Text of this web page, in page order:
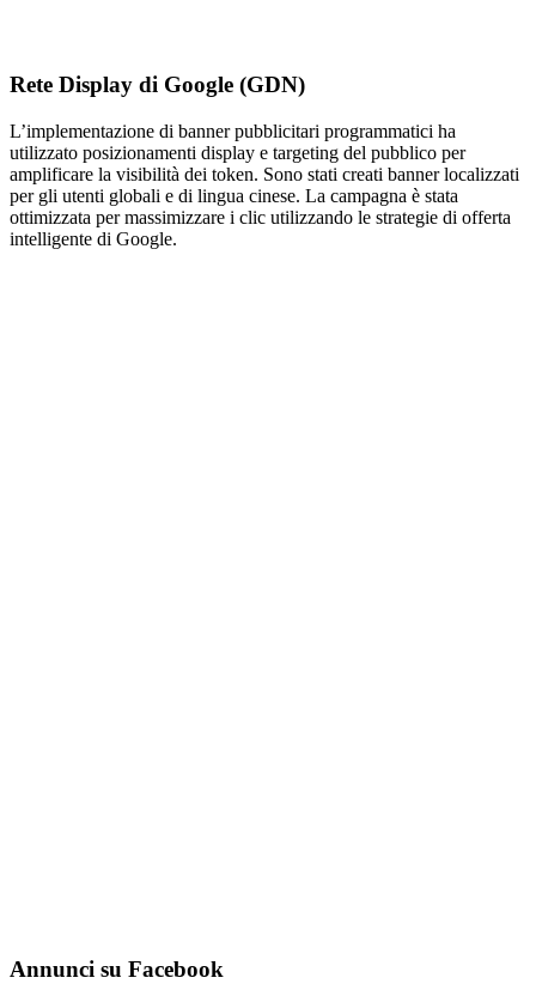
Rete Display di Google (GDN)
L’implementazione di banner pubblicitari programmatici ha
utilizzato posizionamenti display e targeting del pubblico per
amplificare la visibilità dei token. Sono stati creati banner localizzati
per gli utenti globali e di lingua cinese. La campagna è stata
ottimizzata per massimizzare i clic utilizzando le strategie di offerta
intelligente di Google.
Annunci su Facebook